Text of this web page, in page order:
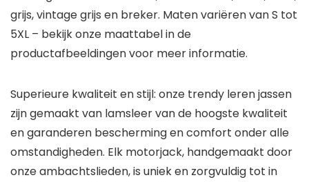
grijs, vintage grijs en breker. Maten variëren van S tot
5XL – bekijk onze maattabel in de
productafbeeldingen voor meer informatie.
Superieure kwaliteit en stijl: onze trendy leren jassen
zijn gemaakt van lamsleer van de hoogste kwaliteit
en garanderen bescherming en comfort onder alle
omstandigheden. Elk motorjack, handgemaakt door
onze ambachtslieden, is uniek en zorgvuldig tot in